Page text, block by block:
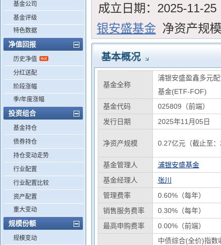
基金公司
基金评级
特色数据
净值回报
历史净值
分红送配
阶段涨幅
季/年度涨幅
投资组合
基金持仓
债券持仓
持仓变动走势
行业配置
行业配置比较
资产配置
重大变动
规模份额
规模变动
成立日期： 2025-11-25
银安盛基金 净资产规
基本概况
基金全称
浦银安盛盈鑫多元
基金(ETF-FOF)
基金代码
025809（前端）
发行日期
2025年11月05日
净资产规模 0.27亿元（截止至
基金管理人
浦银安盛基金
基金经理人
张川
管理费率
0.60%（每年）
销售服务费率
0.30%（每年）
最高申购费率
0.00%（前端）
中债综合(全价)指数